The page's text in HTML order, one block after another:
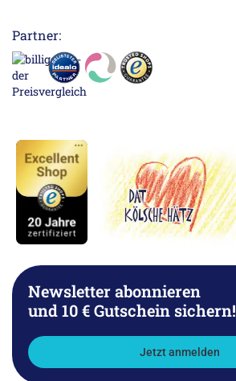
Partner:
Newsletter abonnieren
und 10 € Gutschein sichern!
Jetzt anmelden